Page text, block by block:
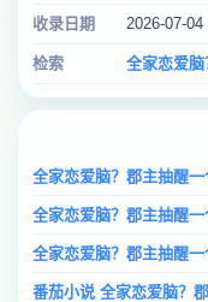
收录日期 2026-07-04
检索 全家恋爱
全家恋爱脑？郡主抽醒
全家恋爱脑？郡主抽醒
全家恋爱脑？郡主抽醒
番茄小说 全家恋爱脑？